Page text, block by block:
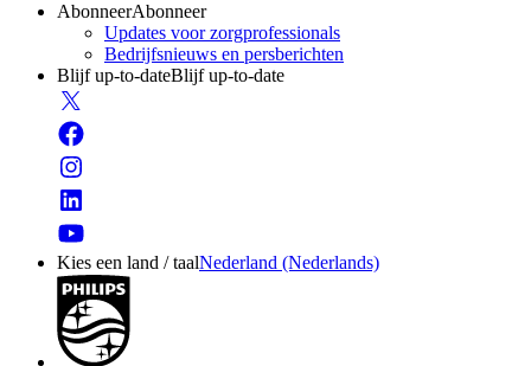
AbonneerAbonneer
Updates voor zorgprofessionals
Bedrijfsnieuws en persberichten
Blijf up-to-dateBlijf up-to-date
Kies een land / taalNederland (Nederlands)